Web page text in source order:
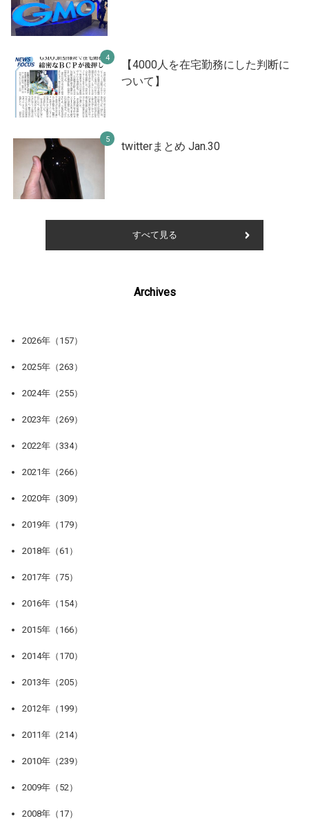
【4000人を在宅勤務にした判断に
ついて】
twitterまとめ Jan.30
すべて見る
Archives
2026年（157）
2025年（263）
2024年（255）
2023年（269）
2022年（334）
2021年（266）
2020年（309）
2019年（179）
2018年（61）
2017年（75）
2016年（154）
2015年（166）
2014年（170）
2013年（205）
2012年（199）
2011年（214）
2010年（239）
2009年（52）
2008年（17）